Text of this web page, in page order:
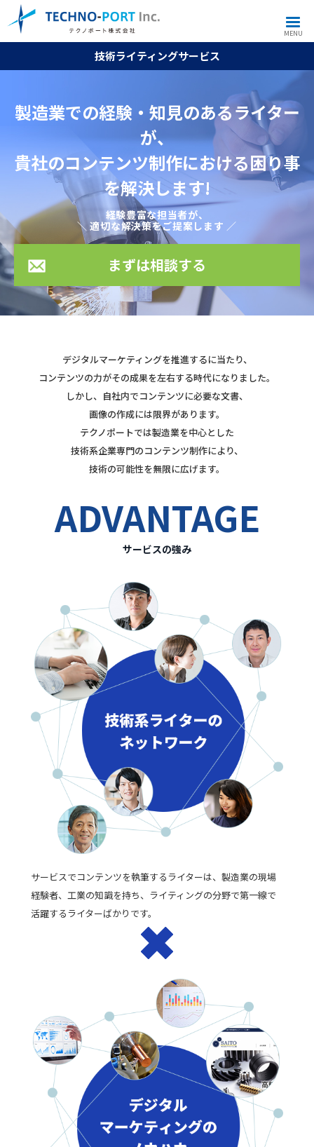
MENU
技術ライティングサービス
製造業での経験・知見のあるライター
が、
貴社のコンテンツ制作における困り事
を解決します!
まずは相談する
デジタルマーケティングを推進するに当たり、
コンテンツの力がその成果を左右する時代になりました。
しかし、自社内でコンテンツに必要な文書、
画像の作成には限界があります。
テクノポートでは製造業を中心とした
技術系企業専門のコンテンツ制作により、
技術の可能性を無限に広げます。
ADVANTAGE
サービスの強み
サービスでコンテンツを執筆するライターは、製造業の現場
経験者、工業の知識を持ち、ライティングの分野で第一線で
活躍するライターばかりです。